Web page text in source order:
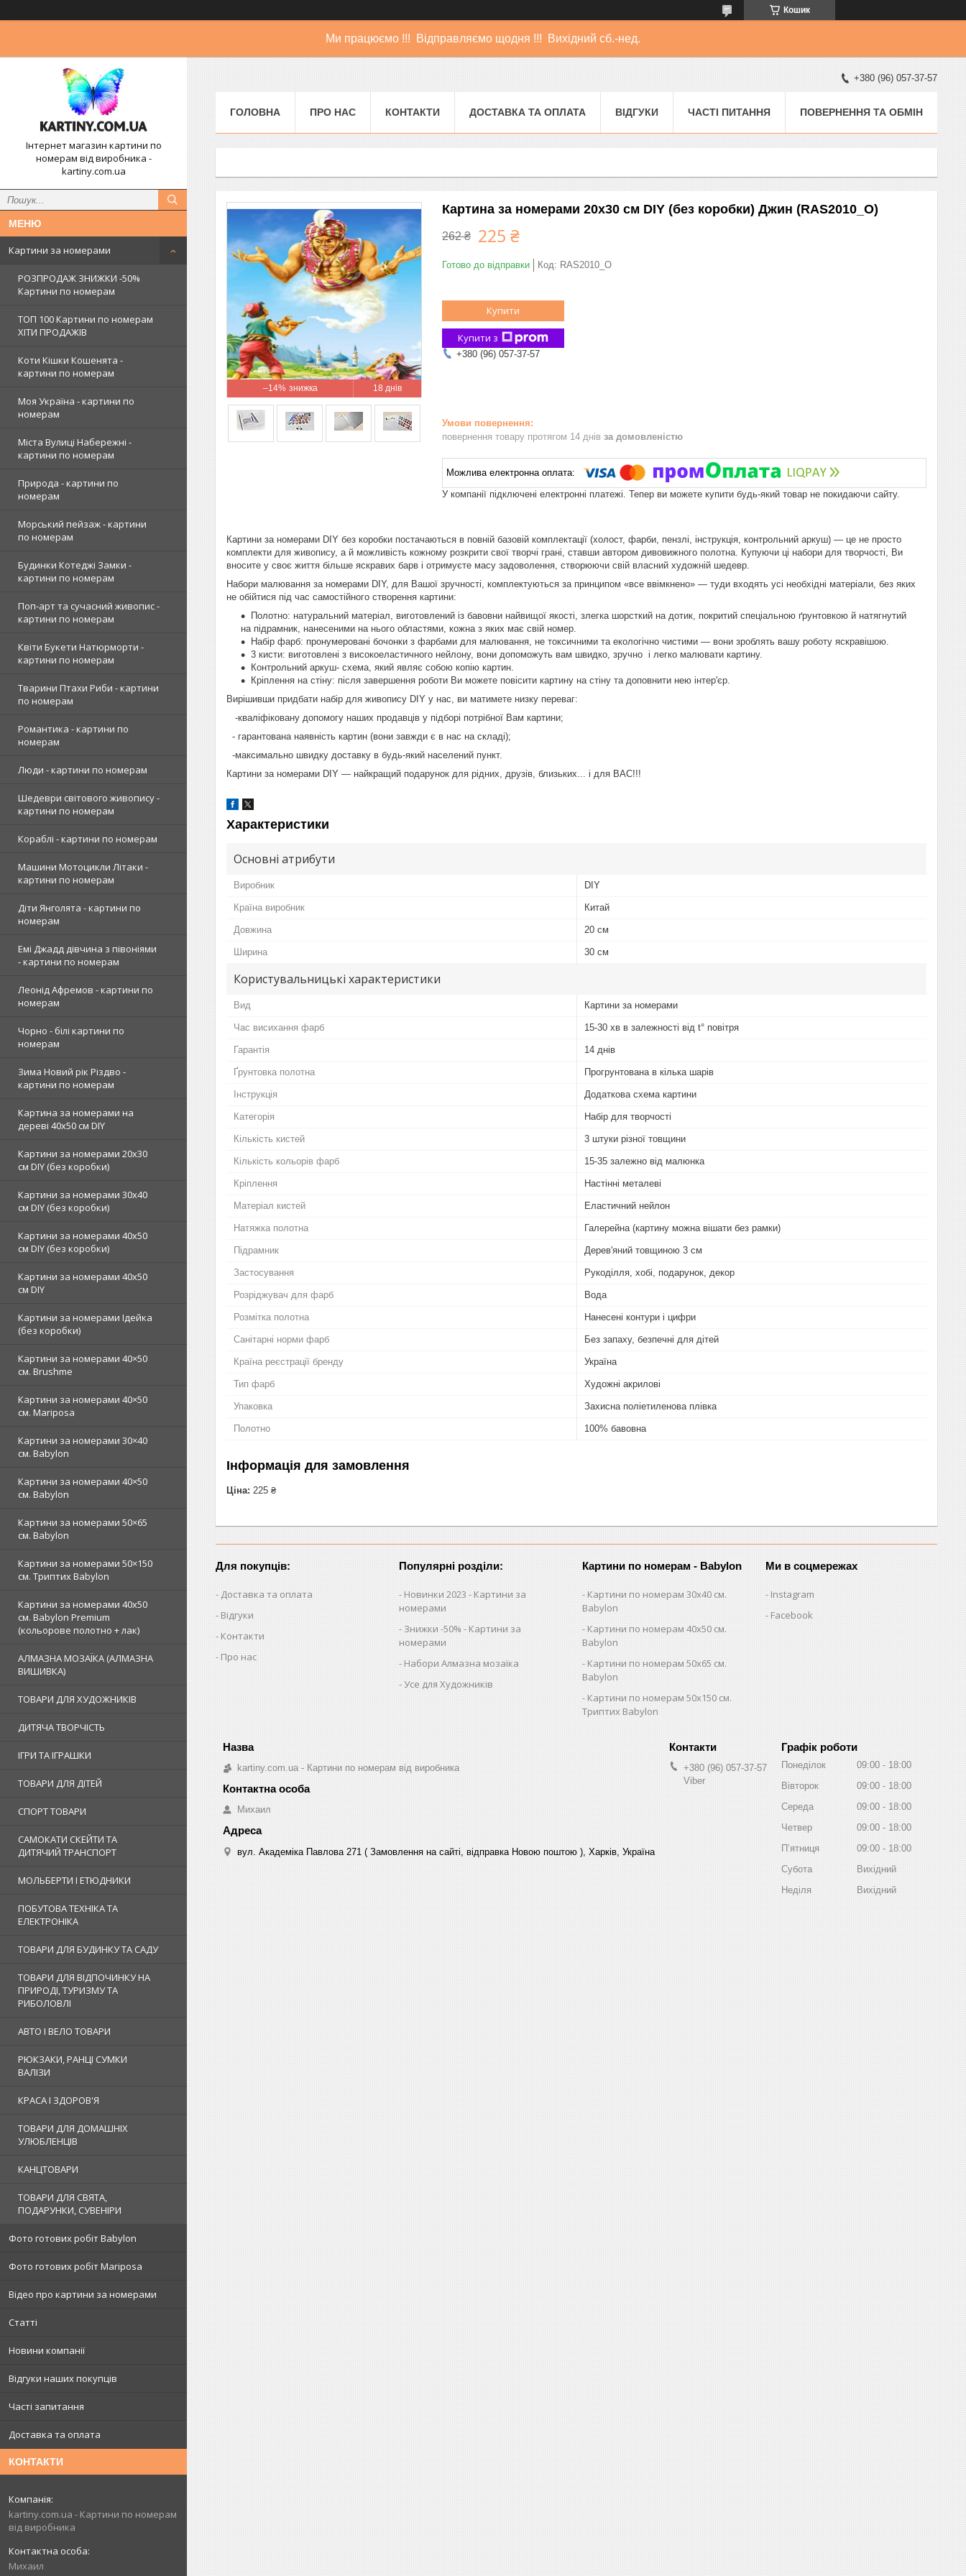
Кошик
Ми працюємо !!! Відправляємо щодня !!! Вихідний сб.-нед.
Інтернет магазин картини по
номерам від виробника -
kartiny.com.ua
Картини за номерами
РОЗПРОДАЖ ЗНИЖКИ -50%
Картини по номерам
ТОП 100 Картини по номерам
ХІТИ ПРОДАЖІВ
Коти Кішки Кошенята -
картини по номерам
Моя Україна - картини по
номерам
Міста Вулиці Набережні -
картини по номерам
Природа - картини по
номерам
Морський пейзаж - картини
по номерам
Будинки Котеджі Замки -
картини по номерам
Поп-арт та сучасний живопис -
картини по номерам
Квіти Букети Натюрморти -
картини по номерам
Тварини Птахи Риби - картини
по номерам
Романтика - картини по
номерам
Люди - картини по номерам
Шедеври світового живопису -
картини по номерам
Кораблі - картини по номерам
Машини Мотоцикли Літаки -
картини по номерам
Діти Янголята - картини по
номерам
Емі Джадд дівчина з півоніями
- картини по номерам
Леонід Афремов - картини по
номерам
Чорно - білі картини по
номерам
Зима Новий рік Різдво -
картини по номерам
Картина за номерами на
дереві 40х50 см DIY
Картини за номерами 20х30
см DIY (без коробки)
Картини за номерами 30х40
см DIY (без коробки)
Картини за номерами 40х50
см DIY (без коробки)
Картини за номерами 40х50
см DIY
Картини за номерами Ідейка
(без коробки)
Картини за номерами 40×50
см. Brushme
Картини за номерами 40×50
см. Mariposa
Картини за номерами 30×40
см. Babylon
Картини за номерами 40×50
см. Babylon
Картини за номерами 50×65
см. Babylon
Картини за номерами 50×150
см. Триптих Babylon
Картини за номерами 40х50
см. Babylon Premium
(кольорове полотно + лак)
АЛМАЗНА МОЗАЇКА (АЛМАЗНА
ВИШИВКА)
ТОВАРИ ДЛЯ ХУДОЖНИКІВ
ДИТЯЧА ТВОРЧІСТЬ
ІГРИ ТА ІГРАШКИ
ТОВАРИ ДЛЯ ДІТЕЙ
СПОРТ ТОВАРИ
САМОКАТИ СКЕЙТИ ТА
ДИТЯЧИЙ ТРАНСПОРТ
МОЛЬБЕРТИ І ЕТЮДНИКИ
ПОБУТОВА ТЕХНІКА ТА
ЕЛЕКТРОНІКА
ТОВАРИ ДЛЯ БУДИНКУ ТА САДУ
ТОВАРИ ДЛЯ ВІДПОЧИНКУ НА
ПРИРОДІ, ТУРИЗМУ ТА
РИБОЛОВЛІ
АВТО І ВЕЛО ТОВАРИ
РЮКЗАКИ, РАНЦІ СУМКИ
ВАЛІЗИ
КРАСА І ЗДОРОВ'Я
ТОВАРИ ДЛЯ ДОМАШНІХ
УЛЮБЛЕНЦІВ
КАНЦТОВАРИ
ТОВАРИ ДЛЯ СВЯТА,
ПОДАРУНКИ, СУВЕНІРИ
Фото готових робіт Babylon
Фото готових робіт Mariposa
Відео про картини за номерами
Статті
Новини компанії
Відгуки наших покупців
Часті запитання
Доставка та оплата
КОНТАКТИ
kartiny.com.ua - Картини по номерам
від виробника
Михаил
+380 (96) 057-37-57
ГОЛОВНА ПРО НАС КОНТАКТИ ДОСТАВКА ТА ОПЛАТА ВІДГУКИ ЧАСТІ ПИТАННЯ ПОВЕРНЕННЯ ТА ОБМІН
–14% 18 днів
Картина за номерами 20х30 см DIY (без коробки) Джин (RAS2010_O)
262 ₴ 225 ₴
Готово до відправки Код: RAS2010_O
Купити
Купити з
+380 (96) 057-37-57
повернення товару протягом 14 днів за домовленістю
У компанії підключені електронні платежі. Тепер ви можете купити будь-який товар не покидаючи сайту.
Картини за номерами DIY без коробки постачаються в повній базовій комплектації (холост, фарби, пензлі, інструкція, контрольний аркуш) — це не просто
комплекти для живопису, а й можливість кожному розкрити свої творчі грані, ставши автором дивовижного полотна. Купуючи ці набори для творчості, Ви
вносите у своє життя більше яскравих барв і отримуєте масу задоволення, створюючи свій власний художній шедевр.
Набори малювання за номерами DIY, для Вашої зручності, комплектуються за принципом «все ввімкнено» — туди входять усі необхідні матеріали, без яких
не обійтися під час самостійного створення картини:
Полотно: натуральний матеріал, виготовлений із бавовни найвищої якості, злегка шорсткий на дотик, покритий спеціальною ґрунтовкою й натягнутий
на підрамник, нанесеними на нього областями, кожна з яких має свій номер.
Набір фарб: пронумеровані бочонки з фарбами для малювання, не токсичними та екологічно чистими — вони зроблять вашу роботу яскравішою.
3 кисти: виготовлені з високоеластичного нейлону, вони допоможуть вам швидко, зручно і легко малювати картину.
Контрольний аркуш- схема, який являє собою копію картин.
Кріплення на стіну: після завершення роботи Ви можете повісити картину на стіну та доповнити нею інтер'єр.
Вирішивши придбати набір для живопису DIY у нас, ви матимете низку переваг:
-кваліфіковану допомогу наших продавців у підборі потрібної Вам картини;
- гарантована наявність картин (вони завжди є в нас на складі);
-максимально швидку доставку в будь-який населений пункт.
Картини за номерами DIY — найкращий подарунок для рідних, друзів, близьких... і для ВАС!!!
Характеристики
Основні атрибути
Виробник DIY
Країна виробник Китай
Довжина 20 см
Ширина 30 см
Користувальницькі характеристики
Вид Картини за номерами
Час висихання фарб 15-30 хв в залежності від t° повітря
Гарантія 14 днів
Ґрунтовка полотна Прогрунтована в кілька шарів
Інструкція Додаткова схема картини
Категорія Набір для творчості
Кількість кистей 3 штуки різної товщини
Кількість кольорів фарб 15-35 залежно від малюнка
Кріплення Настінні металеві
Матеріал кистей Еластичний нейлон
Натяжка полотна Галерейна (картину можна вішати без рамки)
Підрамник Дерев'яний товщиною 3 см
Застосування Рукоділля, хобі, подарунок, декор
Розріджувач для фарб Вода
Розмітка полотна Нанесені контури і цифри
Санітарні норми фарб Без запаху, безпечні для дітей
Країна реєстрації бренду Україна
Тип фарб Художні акрилові
Упаковка Захисна поліетиленова плівка
Полотно 100% бавовна
Інформація для замовлення
Ціна: 225 ₴
Для покупців:
Доставка та оплата
Відгуки
Контакти
Про нас
Популярні розділи:
Новинки 2023 - Картини за
номерами
Знижки -50% - Картини за
номерами
Набори Алмазна мозаїка
Усе для Художників
Картини по номерам - Babylon
Картини по номерам 30х40 см.
Babylon
Картини по номерам 40х50 см.
Babylon
Картини по номерам 50х65 см.
Babylon
Картини по номерам 50х150 см.
Триптих Babylon
Ми в соцмережах
Instagram
Facebook
kartiny.com.ua - Картини по номерам від виробника
Михаил
вул. Академіка Павлова 271 ( Замовлення на сайті, відправка Новою поштою ), Харків, Україна
+380 (96) 057-37-57
Viber
Графік роботи
Понеділок 09:00
18:00
Вівторок
09:00
18:00
Середа
09:00
18:00
Четвер
09:00
18:00
Пʼятниця
09:00
18:00
Субота
Вихідний
Неділя
Вихідний